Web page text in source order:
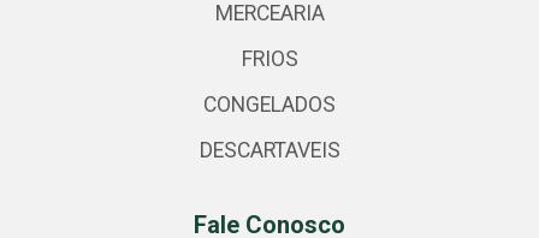
MERCEARIA
FRIOS
CONGELADOS
DESCARTAVEIS
Fale Conosco